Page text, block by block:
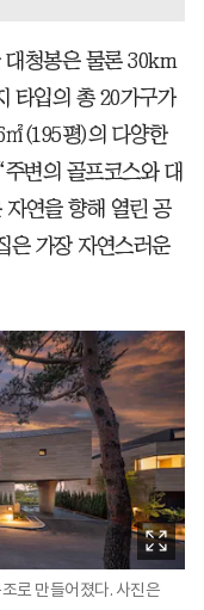
대청봉은 물론 30km
타입의 총 20가구가
(195평)의 다양한
변의 골프코스와 대
연을 향해 열린 공
은 가장 자연스러운
로 만들어졌다. 사진은